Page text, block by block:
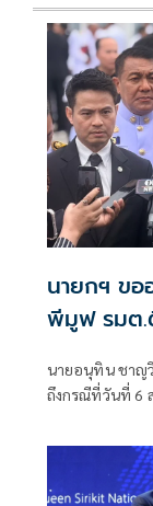
นายกฯ ขอ
พีมูฟ รมต.
นายอนุทิน ชาญ
ถึงกรณีที่วันที่ 6
การกำชับเพื่อไ